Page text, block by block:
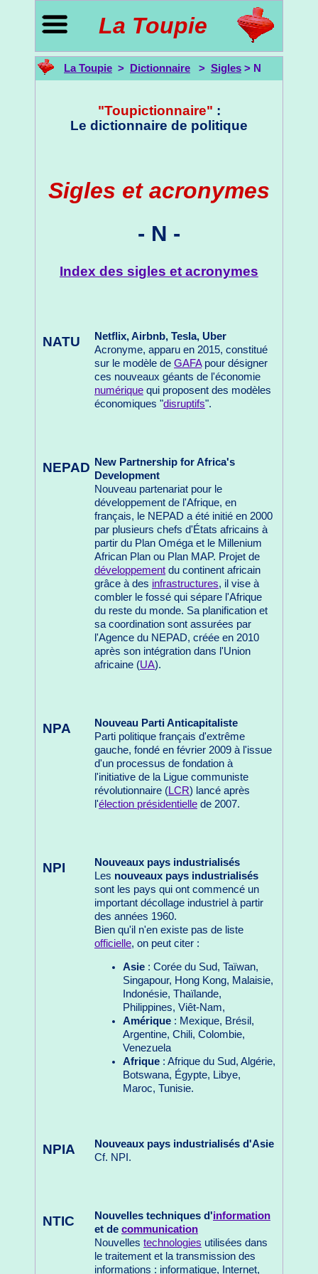
La Toupie
La Toupie > Dictionnaire > Sigles > N
"Toupictionnaire" :
Le dictionnaire de politique
Sigles et acronymes
- N -
Index des sigles et acronymes
NATU
Netflix, Airbnb, Tesla, Uber
Acronyme, apparu en 2015, constitué
sur le modèle de GAFApour désigner
ces nouveaux géants de l'économie
numérique qui proposent des modèles
économiques "disruptifs".
NEPAD New Partnership for Africa's
Development
Nouveau partenariat pour le
développement de l'Afrique, en
français, le NEPAD a été initié en 2000
par plusieurs chefs d'États africains à
partir du Plan Oméga et le Millenium
African Plan ou Plan MAP. Projet de
développement du continent africain
grâce à des infrastructures, il vise à
combler le fossé qui sépare l'Afrique
du reste du monde. Sa planification et
sa coordination sont assurées par
l'Agence du NEPAD, créée en 2010
après son intégration dans l'Union
africaine (UA).
NPA
Nouveau Parti Anticapitaliste
Parti politique français d'extrême
gauche, fondé en février 2009 à l'issue
d'un processus de fondation à
l'initiative de la Ligue communiste
révolutionnaire (LCR) lancé après
l'élection présidentielle de 2007.
NPI
Nouveaux pays industrialisés
Les nouveaux pays industrialisés
sont les pays qui ont commencé un
important décollage industriel à partir
des années 1960.
Bien qu'il n'en existe pas de liste
officielle, on peut citer :
Asie : Corée du Sud, Taïwan,
Singapour, Hong Kong, Malaisie,
Indonésie, Thaïlande,
Philippines, Viêt-Nam,
Amérique : Mexique, Brésil,
Argentine, Chili, Colombie,
Venezuela
Afrique : Afrique du Sud, Algérie,
Botswana, Égypte, Libye,
Maroc, Tunisie.
NPIA
Nouveaux pays industrialisés d'Asie
Cf. NPI.
NTIC Nouvelles techniques d'information
et de communication
Nouvelles technologies utilisées dans
le traitement et la transmission des
informations : informatique, Internet,